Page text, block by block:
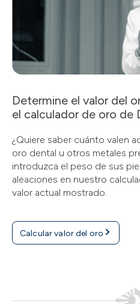
Determine el valor del
el calculador de oro de
¿Quiere saber cuánto valen
oro dental u otros metales
introduzca el peso de sus
aleaciones en nuestro
valor actual mostrado.
Calcular valor del oro